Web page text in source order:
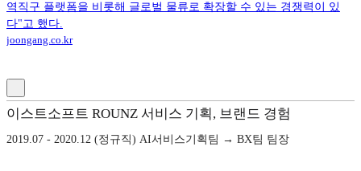
역직구 플랫폼을 비롯해 글로벌 물류로 확장할 수 있는 경쟁력이 있
다"고 했다.
joongang.co.kr
이스트소프트 ROUNZ 서비스 기획, 브랜드 경험
2019.07 - 2020.12 (정규직) AI서비스기획팀 → BX팀 팀장